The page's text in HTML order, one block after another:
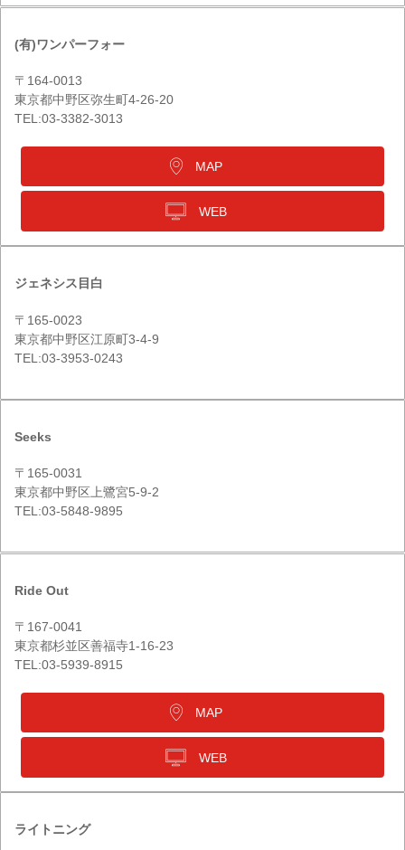
(有)ワンパーフォー
〒164-0013
東京都中野区弥生町4-26-20
TEL:03-3382-3013
MAP
WEB
ジェネシス目白
〒165-0023
東京都中野区江原町3-4-9
TEL:03-3953-0243
Seeks
〒165-0031
東京都中野区上鷺宮5-9-2
TEL:03-5848-9895
Ride Out
〒167-0041
東京都杉並区善福寺1-16-23
TEL:03-5939-8915
MAP
WEB
ライトニング